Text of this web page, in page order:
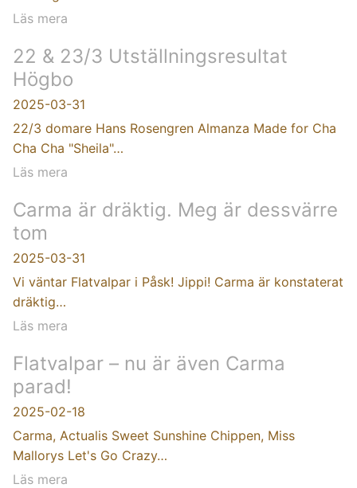
Läs mera
22 & 23/3 Utställningsresultat
Högbo
2025-03-31
22/3 domare Hans Rosengren Almanza Made for Cha
Cha Cha "Sheila"…
Läs mera
Carma är dräktig. Meg är dessvärre
tom
2025-03-31
Vi väntar Flatvalpar i Påsk! Jippi! Carma är konstaterat
dräktig…
Läs mera
Flatvalpar – nu är även Carma
parad!
2025-02-18
Carma, Actualis Sweet Sunshine Chippen, Miss
Mallorys Let's Go Crazy…
Läs mera